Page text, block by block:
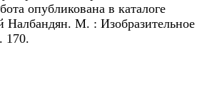
опубликована в каталоге
Налбандян. М. : Изобразительное
170.